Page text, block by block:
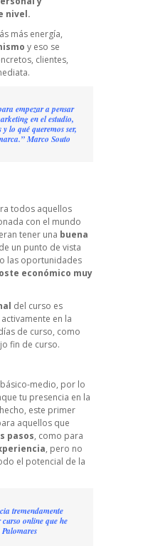
nivel.
más energía,
y eso se
clientes,
empezar a pensar
en el estudio,
lo qué queremos ser,
Marco Souto
todos aquellos
con el mundo
tener una buena
un punto de vista
las oportunidades
económico muy
del curso es
en la
de curso, como
fin de curso.
medio, por lo
tu presencia en la
este primer
aquellos que
pasos, como para
, pero no
el potencial de la
tremendamente
online que he